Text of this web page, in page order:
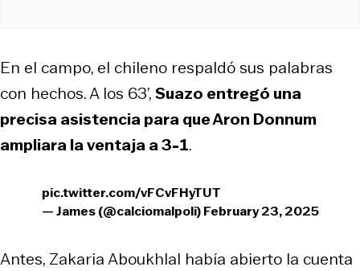
En el campo, el chileno respaldó sus palabras
con hechos. A los 63’,Suazo entregó una
precisa asistencia para que Aron Donnum
ampliara la ventaja a 3-1.
pic.twitter.com/vFCvFHyTUT
— James (@calciomalpoli)February 23, 2025
Antes, Zakaria Aboukhlal había abierto la cuenta